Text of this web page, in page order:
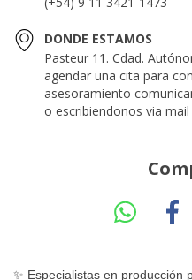
DONDE ESTAMOS
Pasteur 11. Cdad.
agendar una cita para
asesoramiento
o escribiendonos via
✨ Especialistas en producción